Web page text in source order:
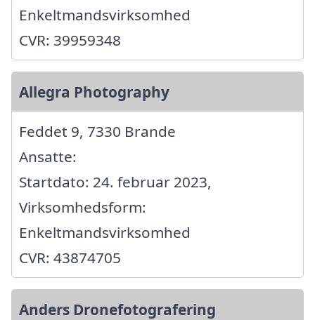
Enkeltmandsvirksomhed
CVR: 39959348
Allegra Photography
Feddet 9, 7330 Brande
Ansatte:
Startdato: 24. februar 2023,
Virksomhedsform:
Enkeltmandsvirksomhed
CVR: 43874705
Anders Dronefotografering